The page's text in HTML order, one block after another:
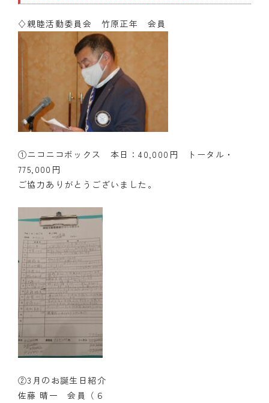
♢親睦活動委員会 竹原正年 会員
①ニコニコボックス 本日：40,000円 トータル・
775,000円
ご協力ありがとうございました。
②3月のお誕生日紹介
佐藤 晴一 会員（６